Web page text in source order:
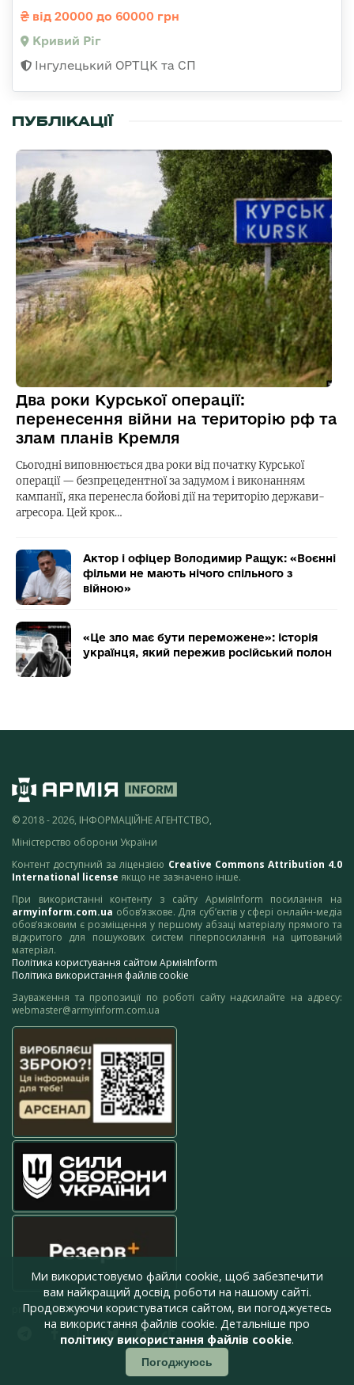
від 20000 до 60000 грн
Кривий Ріг
Інгулецький ОРТЦК та СП
ПУБЛІКАЦІЇ
Два роки Курської операції:
перенесення війни на територію рф та
злам планів Кремля
Сьогодні виповнюється два роки від початку Курської
операції — безпрецедентної за задумом і виконанням
кампанії, яка перенесла бойові дії на територію держави-
агресора. Цей крок…
Актор і офіцер Володимир Ращук: «Воєнні
фільми не мають нічого спільного з
війною»
«Це зло має бути переможене»: історія
українця, який пережив російський полон
© 2018 - 2026, ІНФОРМАЦІЙНЕ АГЕНТСТВО,
Міністерство оборони України
Контент доступний за ліцензією Creative Commons Attribution 4.0
International license якщо не зазначено інше.
При використанні контенту з сайту АрміяInform посилання на
armyinform.com.ua обов’язкове. Для суб’єктів у сфері онлайн-медіа
обов’язковим є розміщення у першому абзаці матеріалу прямого та
відкритого для пошукових систем гіперпосилання на цитований
матеріал.
Політика користування сайтом АрміяInform
Політика використання файлів cookie
Зауваження та пропозиції по роботі сайту надсилайте на адресу:
webmaster@armyinform.com.ua
press@armyinform.com.ua
Ми використовуємо файли cookie, щоб забезпечити
вам найкращий досвід роботи на нашому сайті.
Продовжуючи користуватися сайтом, ви погоджуєтесь
на використання файлів cookie. Детальніше про
політику використання файлів cookie.
Погоджуюсь